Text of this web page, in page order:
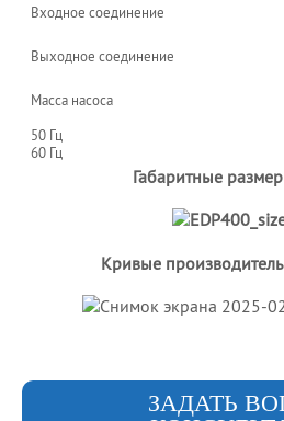
Входное соединение
Выходное соединение
Масса насоса
50 Гц
60 Гц
Габаритные
Кривые
ЗАДАТЬ